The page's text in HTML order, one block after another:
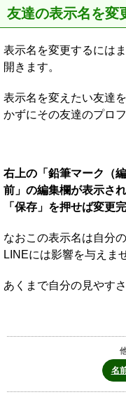
友達の表示名を変
表示名を変更するには
開きます。
表示名を変えたい友達
かずにその友達のプロ
右上の「鉛筆マーク（
前」の編集欄が表示さ
「保存」を押せば変更
なおこの表示名は自分
LINEには影響を与えま
あくまで自分の見やす
名